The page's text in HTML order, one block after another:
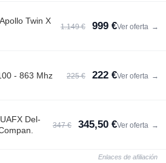
Twin X
1.149 € 999 €Ver oferta →
- 863 Mhz 225 € 222 €Ver oferta →
Del-
347 € 345,50 €Ver oferta →
Enlaces de afiliación